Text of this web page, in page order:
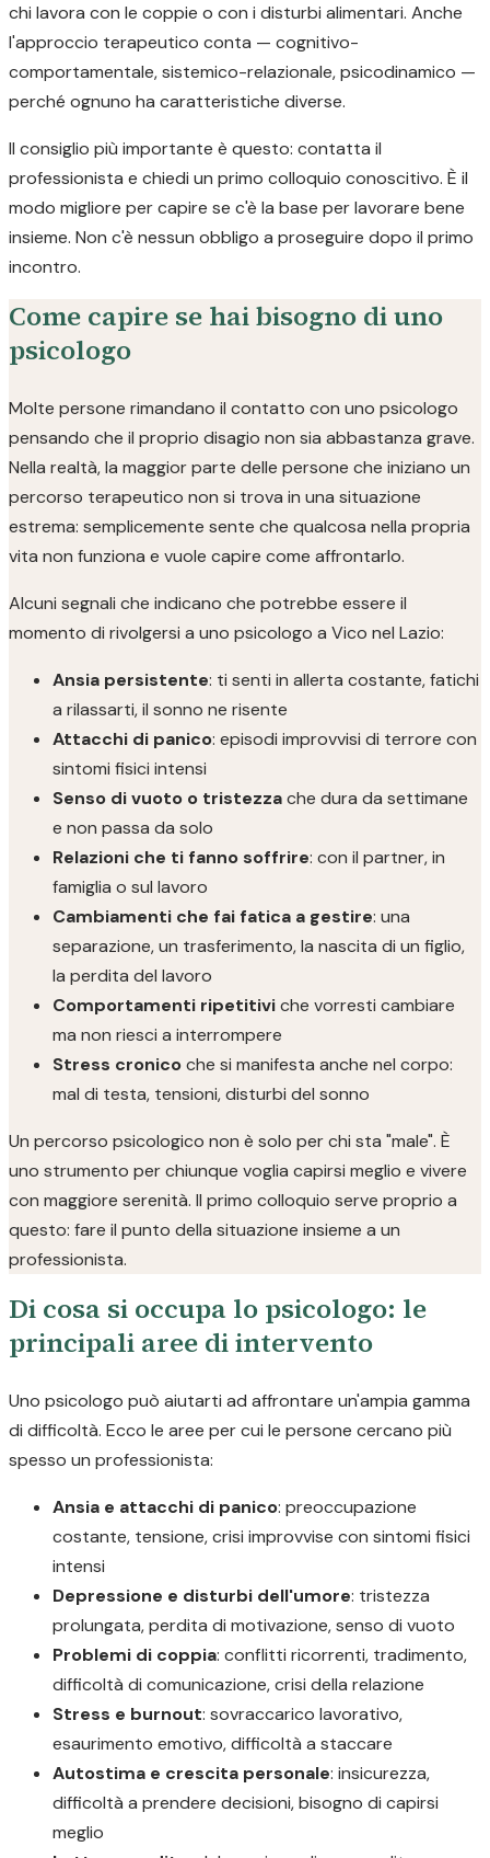
chi lavora con le coppie o con i disturbi alimentari. Anche
l'approccio terapeutico conta — cognitivo-
comportamentale, sistemico-relazionale, psicodinamico —
perché ognuno ha caratteristiche diverse.
Il consiglio più importante è questo: contatta il
professionista e chiedi un primo colloquio conoscitivo. È il
modo migliore per capire se c'è la base per lavorare bene
insieme. Non c'è nessun obbligo a proseguire dopo il primo
incontro.
Come capire se hai bisogno di uno
psicologo
Molte persone rimandano il contatto con uno psicologo
pensando che il proprio disagio non sia abbastanza grave.
Nella realtà, la maggior parte delle persone che iniziano un
percorso terapeutico non si trova in una situazione
estrema: semplicemente sente che qualcosa nella propria
vita non funziona e vuole capire come affrontarlo.
Alcuni segnali che indicano che potrebbe essere il
momento di rivolgersi a uno psicologo a Vico nel Lazio:
Ansia persistente: ti senti in allerta costante, fatichi
a rilassarti, il sonno ne risente
Attacchi di panico: episodi improvvisi di terrore con
sintomi fisici intensi
Senso di vuoto o tristezzache dura da settimane
e non passa da solo
Relazioni che ti fanno soffrire: con il partner, in
famiglia o sul lavoro
Cambiamenti che fai fatica a gestire: una
separazione, un trasferimento, la nascita di un figlio,
la perdita del lavoro
Comportamenti ripetitiviche vorresti cambiare
ma non riesci a interrompere
Stress cronicoche si manifesta anche nel corpo:
mal di testa, tensioni, disturbi del sonno
Un percorso psicologico non è solo per chi sta "male". È
uno strumento per chiunque voglia capirsi meglio e vivere
con maggiore serenità. Il primo colloquio serve proprio a
questo: fare il punto della situazione insieme a un
professionista.
Di cosa si occupa lo psicologo: le
principali aree di intervento
Uno psicologo può aiutarti ad affrontare un'ampia gamma
di difficoltà. Ecco le aree per cui le persone cercano più
spesso un professionista:
Ansia e attacchi di panico: preoccupazione
costante, tensione, crisi improvvise con sintomi fisici
intensi
Depressione e disturbi dell'umore: tristezza
prolungata, perdita di motivazione, senso di vuoto
Problemi di coppia: conflitti ricorrenti, tradimento,
difficoltà di comunicazione, crisi della relazione
Stress e burnout: sovraccarico lavorativo,
esaurimento emotivo, difficoltà a staccare
Autostima e crescita personale: insicurezza,
difficoltà a prendere decisioni, bisogno di capirsi
meglio